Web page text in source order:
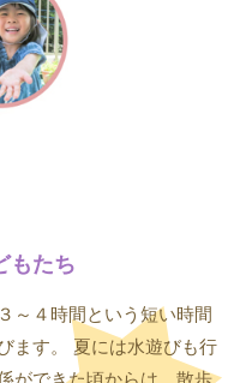
もたち
～４時間という短い時間
ます。 夏には水遊びも行
ができた頃からは、散歩